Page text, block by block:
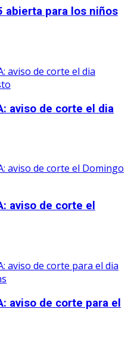
abierta para los niños
aviso de corte el dia
aviso de corte el
aviso de corte para el